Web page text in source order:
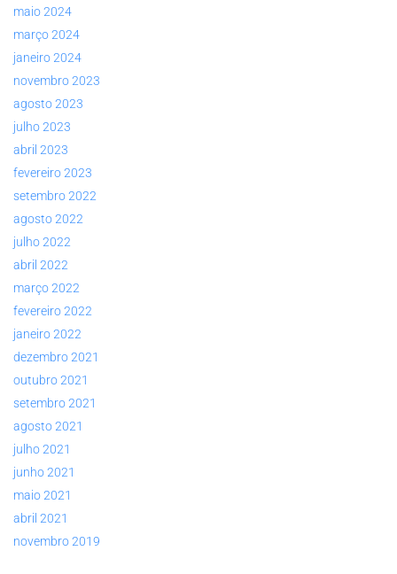
maio 2024
março 2024
janeiro 2024
novembro 2023
agosto 2023
julho 2023
abril 2023
fevereiro 2023
setembro 2022
agosto 2022
julho 2022
abril 2022
março 2022
fevereiro 2022
janeiro 2022
dezembro 2021
outubro 2021
setembro 2021
agosto 2021
julho 2021
junho 2021
maio 2021
abril 2021
novembro 2019